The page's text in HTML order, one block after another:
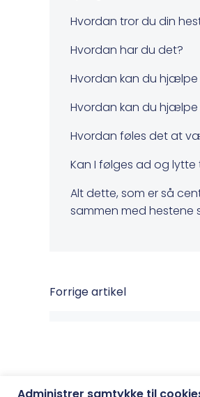
Hvordan tror du din
Hvordan har du det?
Hvordan kan du hjælpe
Hvordan kan du hjælpe
Hvordan føles det at
Kan I følges ad og lytte
Alt dette, som er så
sammen med hestene
Post
Forrige artikel